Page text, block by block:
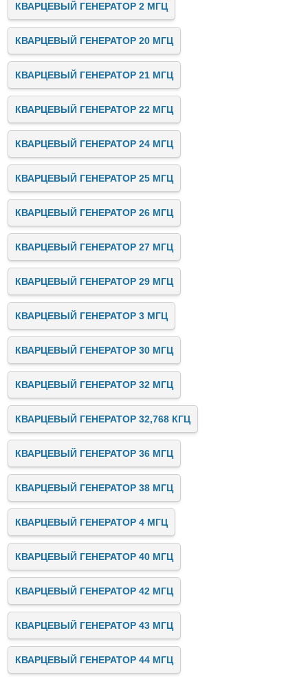
КВАРЦЕВЫЙ ГЕНЕРАТОР 2 МГЦ
КВАРЦЕВЫЙ ГЕНЕРАТОР 20 МГЦ
КВАРЦЕВЫЙ ГЕНЕРАТОР 21 МГЦ
КВАРЦЕВЫЙ ГЕНЕРАТОР 22 МГЦ
КВАРЦЕВЫЙ ГЕНЕРАТОР 24 МГЦ
КВАРЦЕВЫЙ ГЕНЕРАТОР 25 МГЦ
КВАРЦЕВЫЙ ГЕНЕРАТОР 26 МГЦ
КВАРЦЕВЫЙ ГЕНЕРАТОР 27 МГЦ
КВАРЦЕВЫЙ ГЕНЕРАТОР 29 МГЦ
КВАРЦЕВЫЙ ГЕНЕРАТОР 3 МГЦ
КВАРЦЕВЫЙ ГЕНЕРАТОР 30 МГЦ
КВАРЦЕВЫЙ ГЕНЕРАТОР 32 МГЦ
КВАРЦЕВЫЙ ГЕНЕРАТОР 32,768 КГЦ
КВАРЦЕВЫЙ ГЕНЕРАТОР 36 МГЦ
КВАРЦЕВЫЙ ГЕНЕРАТОР 38 МГЦ
КВАРЦЕВЫЙ ГЕНЕРАТОР 4 МГЦ
КВАРЦЕВЫЙ ГЕНЕРАТОР 40 МГЦ
КВАРЦЕВЫЙ ГЕНЕРАТОР 42 МГЦ
КВАРЦЕВЫЙ ГЕНЕРАТОР 43 МГЦ
КВАРЦЕВЫЙ ГЕНЕРАТОР 44 МГЦ